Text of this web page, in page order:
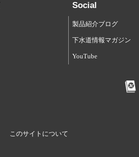
Social
製品紹介ブログ
下水道情報マガジン
YouTube
このサイトについて